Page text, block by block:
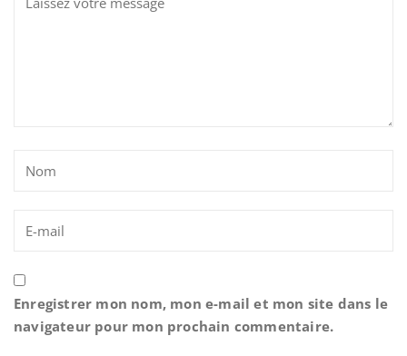
Enregistrer mon nom, mon e-mail et mon site dans le
navigateur pour mon prochain commentaire.